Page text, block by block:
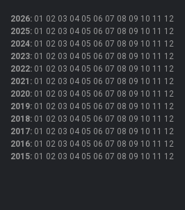
2026: 01 02 03 04 05 06 07 08 09 10 11 12
2025: 01 02 03 04 05 06 07 08 09 10 11 12
2024: 01 02 03 04 05 06 07 08 09 10 11 12
2023: 01 02 03 04 05 06 07 08 09 10 11 12
2022: 01 02 03 04 05 06 07 08 09 10 11 12
2021 : 01 02 03 04 05 06 07 08 09 10 11 12
2020: 01 02 03 04 05 06 07 08 09 10 11 12
2019: 01 02 03 04 05 06 07 08 09 10 11 12
2018: 01 02 03 04 05 06 07 08 09 10 11 12
2017: 01 02 03 04 05 06 07 08 09 10 11 12
2016: 01 02 03 04 05 06 07 08 09 10 11 12
2015: 01 02 03 04 05 06 07 08 09 10 11 12